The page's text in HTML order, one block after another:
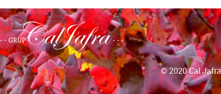
© 2020 Cal Jafra